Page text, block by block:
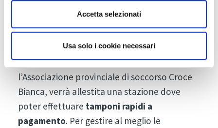
Accetta selezionati
Usa solo i cookie necessari
Direttore Thomas Mur.
Per accedere al quartiere fieristico sarà
necessario esibire unGreen Passvalido. In
collaborazione con l’Azienda Sanitaria e
l’Associazione provinciale di soccorso Croce
Bianca, verrà allestita una stazione dove
poter effettuare tamponi rapidi a
pagamento. Per gestire al meglio le